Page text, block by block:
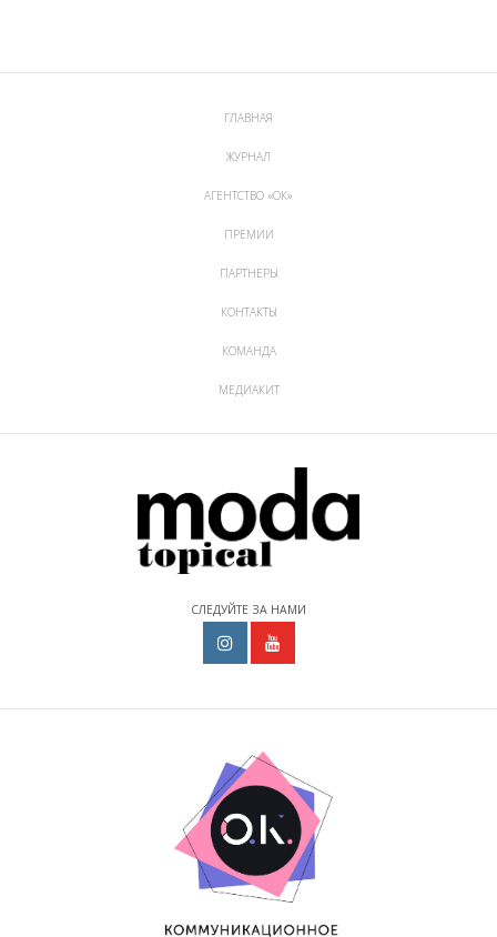
ГЛАВНАЯ
ЖУРНАЛ
АГЕНТСТВО «ОК»
ПРЕМИИ
ПАРТНЕРЫ
КОНТАКТЫ
КОМАНДА
МЕДИАКИТ
СЛЕДУЙТЕ ЗА НАМИ